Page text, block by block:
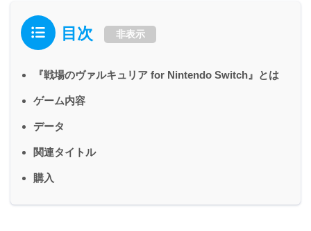
目次 非表示
『戦場のヴァルキュリア for Nintendo Switch』とは
ゲーム内容
データ
関連タイトル
購入